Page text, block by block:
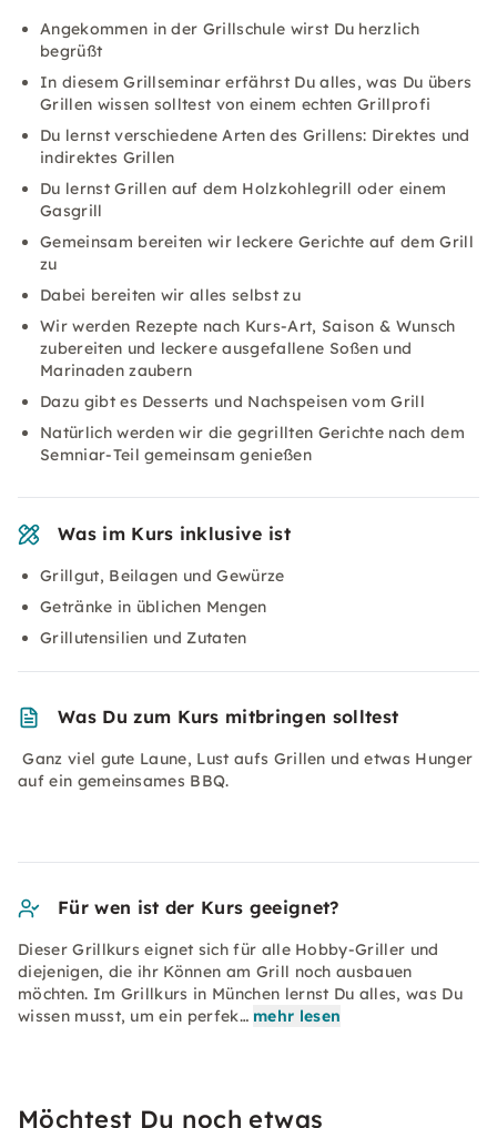
Angekommen in der Grillschule wirst Du herzlich
begrüßt
In diesem Grillseminar erfährst Du alles, was Du übers
Grillen wissen solltest von einem echten Grillprofi
Du lernst verschiedene Arten des Grillens: Direktes und
indirektes Grillen
Du lernst Grillen auf dem Holzkohlegrill oder einem
Gasgrill
Gemeinsam bereiten wir leckere Gerichte auf dem Grill
zu
Dabei bereiten wir alles selbst zu
Wir werden Rezepte nach Kurs-Art, Saison & Wunsch
zubereiten und leckere ausgefallene Soßen und
Marinaden zaubern
Dazu gibt es Desserts und Nachspeisen vom Grill
Natürlich werden wir die gegrillten Gerichte nach dem
Semniar-Teil gemeinsam genießen
Was im Kurs inklusive ist
Grillgut, Beilagen und Gewürze
Getränke in üblichen Mengen
Grillutensilien und Zutaten
Was Du zum Kurs mitbringen solltest
Ganz viel gute Laune, Lust aufs Grillen und etwas Hunger
auf ein gemeinsames BBQ.
Für wen ist der Kurs geeignet?
Dieser Grillkurs eignet sich für alle Hobby-Griller und
diejenigen, die ihr Können am Grill noch ausbauen
möchten. Im Grillkurs in München lernst Du alles, was Du
wissen musst, um ein perfek… mehr lesen
Möchtest Du noch etwas